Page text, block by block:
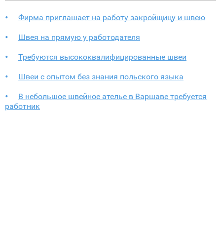
Фирма приглашает на работу закройщицу и швею
Швея на прямую у работодателя
Требуются высококвалифицированные швеи
Швеи с опытом без знания польского языка
В небольшое швейное ателье в Варшаве требуется
работник